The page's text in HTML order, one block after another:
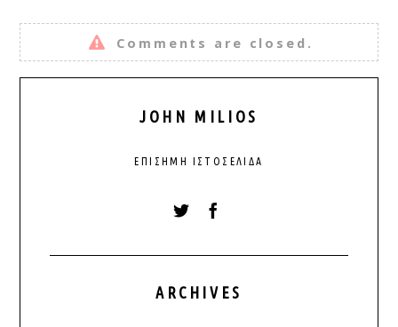
Comments are closed.
JOHN MILIOS
ΕΠΊΣΗΜΗ ΙΣΤΟΣΕΛΊΔΑ
ARCHIVES